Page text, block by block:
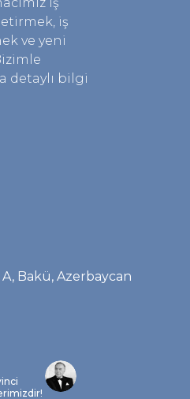
iş
ve yeni
detaylı bilgi
A, Bakü, Azerbaycan